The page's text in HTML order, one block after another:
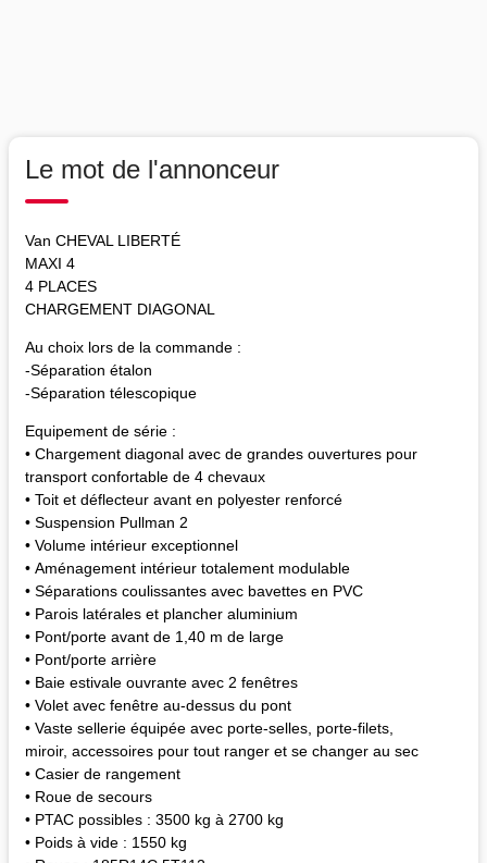
Le mot de l'annonceur
Van CHEVAL LIBERTÉ
MAXI 4
4 PLACES
CHARGEMENT DIAGONAL
Au choix lors de la commande :
-Séparation étalon
-Séparation télescopique
Equipement de série :
• Chargement diagonal avec de grandes ouvertures pour
transport confortable de 4 chevaux
• Toit et déflecteur avant en polyester renforcé
• Suspension Pullman 2
• Volume intérieur exceptionnel
• Aménagement intérieur totalement modulable
• Séparations coulissantes avec bavettes en PVC
• Parois latérales et plancher aluminium
• Pont/porte avant de 1,40 m de large
• Pont/porte arrière
• Baie estivale ouvrante avec 2 fenêtres
• Volet avec fenêtre au-dessus du pont
• Vaste sellerie équipée avec porte-selles, porte-filets,
miroir, accessoires pour tout ranger et se changer au sec
• Casier de rangement
• Roue de secours
• PTAC possibles : 3500 kg à 2700 kg
• Poids à vide : 1550 kg